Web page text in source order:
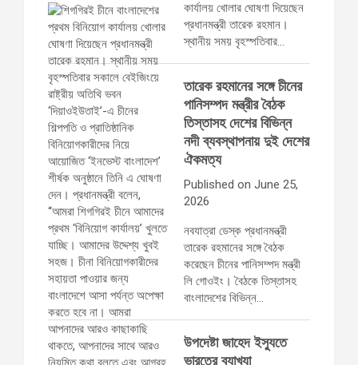
কার্যালয় খোলার ঘোষণা দিয়েছেন
প্রধানমন্ত্রী তারেক রহমান।
স্থানীয় সময় বৃহস্পতিবার…
তারেক রহমানের সঙ্গে চীনের
পানিসম্পদ মন্ত্রীর বৈঠক
তিস্তাসহ দেশের বিভিন্ন
নদী ব্যবস্থাপনায় দুই দেশের
ঐকমত্য
Published on June 25,
2026
নবযাত্রা ডেস্ক প্রধানমন্ত্রী
তারেক রহমানের সঙ্গে বৈঠক
করেছেন চীনের পানিসম্পদ মন্ত্রী
লি গোওইং। বৈঠকে তিস্তাসহ
বাংলাদেশের বিভিন্ন…
উপদেষ্টা জাহেদ ইস্যুতে
ভারতের ব্যাখ্যা